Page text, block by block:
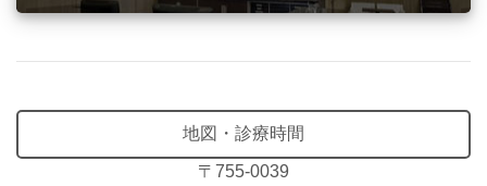
地図・診療時間
〒755-0039